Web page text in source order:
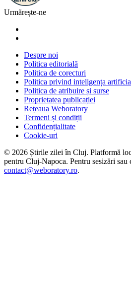
Urmărește-ne
Despre noi
Politica editorială
Politica de corecturi
Politica privind inteligența
Politica de atribuire și surse
Proprietatea publicației
Rețeaua Weboratory
Termeni și condiții
Confidențialitate
Cookie-uri
© 2026 Știrile zilei în Cluj. Platformă
pentru Cluj-Napoca. Pentru sesizări sau
contact@weboratory.ro.